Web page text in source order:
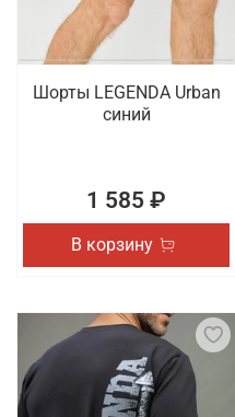
Шорты LEGENDA Urban
синий
1 585 ₽
В корзину